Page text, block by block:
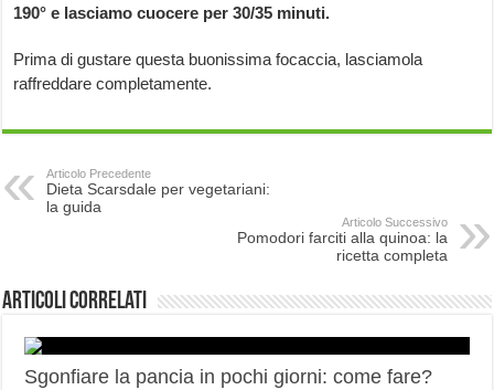
190° e lasciamo cuocere per 30/35 minuti.
Prima di gustare questa buonissima focaccia, lasciamola
raffreddare completamente.
Articolo Precedente
Dieta Scarsdale per vegetariani:
la guida
Articolo Successivo
Pomodori farciti alla quinoa: la
ricetta completa
Articoli correlati
Sgonfiare la pancia in pochi giorni: come fare?